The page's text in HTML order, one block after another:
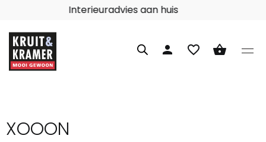
Interieuradvies aan huis
person favorite_border shopping_basket
XOOON